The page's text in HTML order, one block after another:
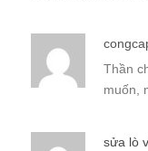
Thần
muốn,
sửa lò